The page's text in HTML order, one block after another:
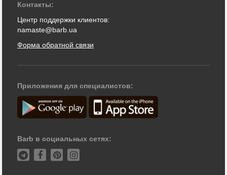
Контакты:
Центр поддержки клиентов:
namaste@barb.ua
Форма обратной связи
Приложения для специалистов:
Barb в социальных сетях: